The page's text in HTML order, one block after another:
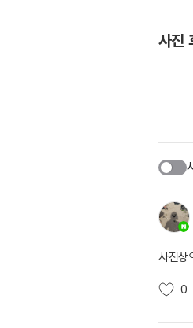
사진
사진상
0